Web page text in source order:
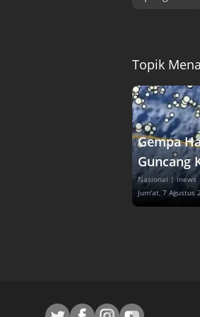
Topik
Gempa
Guncang
Nasional | inews
Jum'at, 7 Agustus